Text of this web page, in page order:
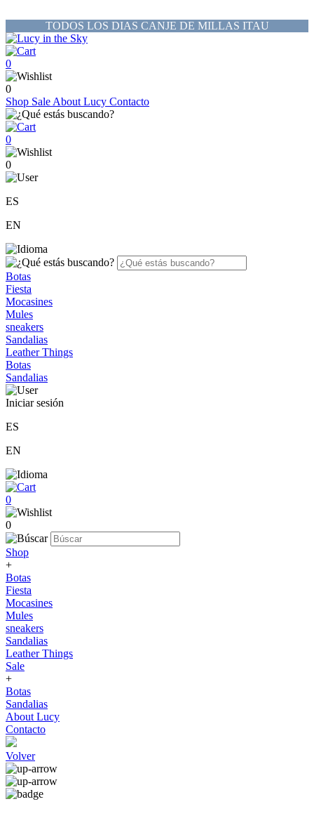
TODOS LOS DIAS CANJE DE MILLAS ITAU
0
0
Shop Sale About Lucy Contacto
0
0
ES
EN
Botas
Fiesta
Mocasines
Mules
sneakers
Sandalias
Leather Things
Botas
Sandalias
Iniciar sesión
ES
EN
0
0
Shop
+
Botas
Fiesta
Mocasines
Mules
sneakers
Sandalias
Leather Things
Sale
+
Botas
Sandalias
About Lucy
Contacto
Volver